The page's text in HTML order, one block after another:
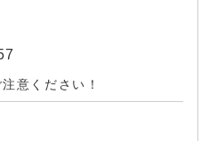
意ください！